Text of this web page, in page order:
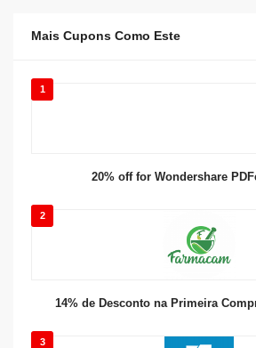
Mais Cupons Como Este
1
20% off for Wondershare
2
14% de Desconto na Primeira
3